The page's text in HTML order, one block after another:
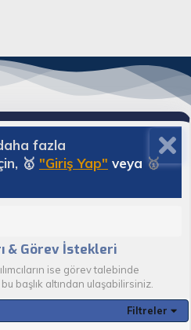
fazla
🥇 "Giriş Yap" veya 🥇
& Görev İstekleri
ise görev talebinde
başlık altından ulaşabilirsiniz.
Filtreler